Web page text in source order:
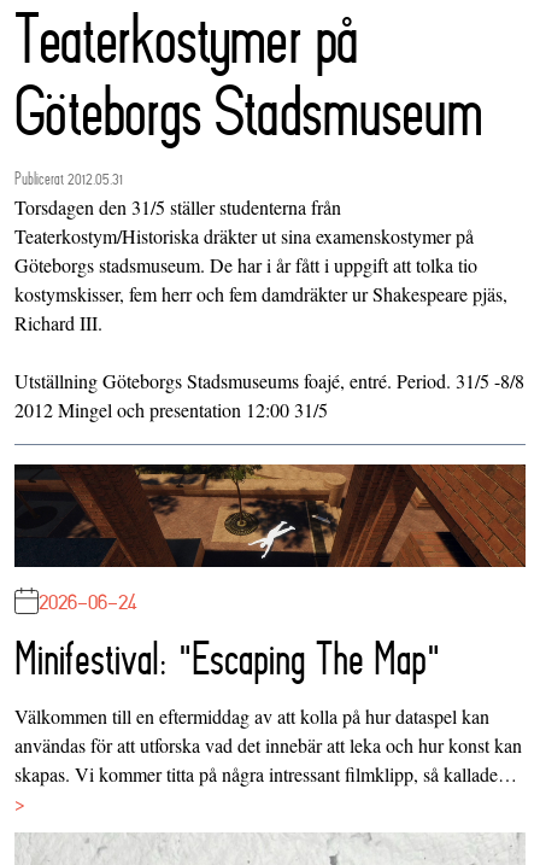
Teaterkostymer på
Göteborgs Stadsmuseum
Publicerat 2012.05.31
Torsdagen den 31/5 ställer studenterna från
Teaterkostym/Historiska dräkter ut sina examenskostymer på
Göteborgs stadsmuseum. De har i år fått i uppgift att tolka tio
kostymskisser, fem herr och fem damdräkter ur Shakespeare pjäs,
Richard III.
Utställning Göteborgs Stadsmuseums foajé, entré. Period. 31/5 -8/8
2012 Mingel och presentation 12:00 31/5
2026-06-24
Minifestival: "Escaping The Map"
Välkommen till en eftermiddag av att kolla på hur dataspel kan
användas för att utforska vad det innebär att leka och hur konst kan
skapas. Vi kommer titta på några intressant filmklipp, så kallade…
>